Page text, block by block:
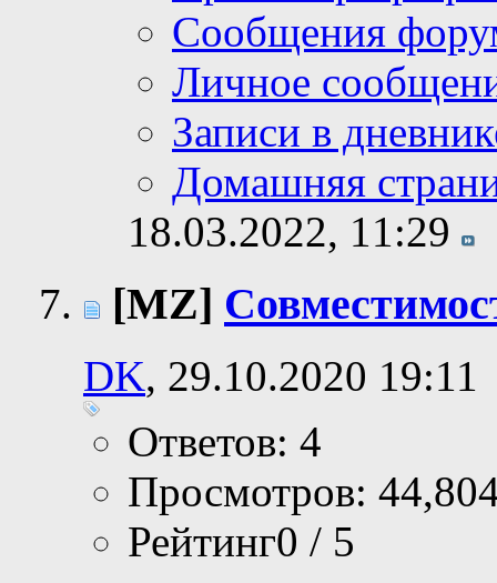
Сообщения
Личное
Записи в
Домашняя
18.03.2022, 11:29
[MZ]
DK, 29.10.2020 19:11
Ответов: 4
Просмотров:
Рейтинг0 / 5